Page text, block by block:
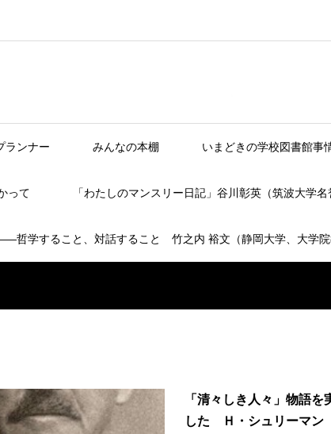
ランナー みんなの本棚 いまどきの学校図書館事
って 「わたしのマンスリー日記」谷川彰英（筑波大学名
哲学すること、対話すること 竹之内 裕文（静岡大学、大学院
「清々しき人々」物語
した Ｈ・シュリーマン